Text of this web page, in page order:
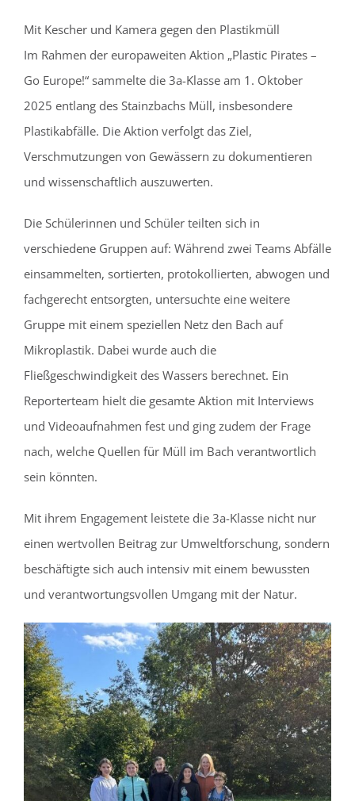
Mit Kescher und Kamera gegen den Plastikmüll
Im Rahmen der europaweiten Aktion „Plastic Pirates –
Go Europe!“ sammelte die 3a-Klasse am 1. Oktober
2025 entlang des Stainzbachs Müll, insbesondere
Plastikabfälle. Die Aktion verfolgt das Ziel,
Verschmutzungen von Gewässern zu dokumentieren
und wissenschaftlich auszuwerten.
Die Schülerinnen und Schüler teilten sich in
verschiedene Gruppen auf: Während zwei Teams Abfälle
einsammelten, sortierten, protokollierten, abwogen und
fachgerecht entsorgten, untersuchte eine weitere
Gruppe mit einem speziellen Netz den Bach auf
Mikroplastik. Dabei wurde auch die
Fließgeschwindigkeit des Wassers berechnet. Ein
Reporterteam hielt die gesamte Aktion mit Interviews
und Videoaufnahmen fest und ging zudem der Frage
nach, welche Quellen für Müll im Bach verantwortlich
sein könnten.
Mit ihrem Engagement leistete die 3a-Klasse nicht nur
einen wertvollen Beitrag zur Umweltforschung, sondern
beschäftigte sich auch intensiv mit einem bewussten
und verantwortungsvollen Umgang mit der Natur.